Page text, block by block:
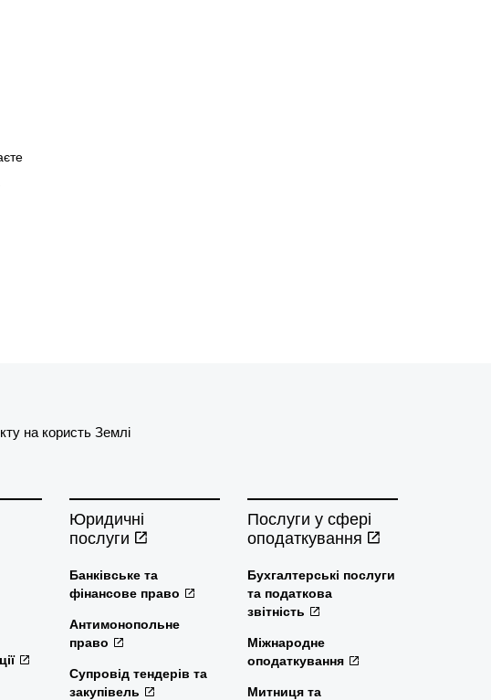
на користь Землі
Юридичні
послуги
Банківське та
фінансове право
Антимонопольне
право
Супровід тендерів та
закупівель
Послуги у сфері
оподаткування
Бухгалтерські послуги
та податкова
звітність
Міжнародне
оподаткування
Митниця та